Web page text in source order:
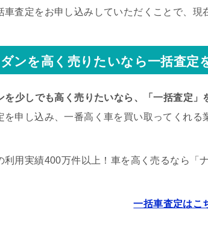
車査定をお申し込みしていただくことで、現
ンを高く売りたいなら一括査定
を少しでも高く売りたいなら、「一括査定」
を申し込み、一番高く車を買い取ってくれる
利用実績400万件以上！ 車を高く売るなら「
一括車査定はこ